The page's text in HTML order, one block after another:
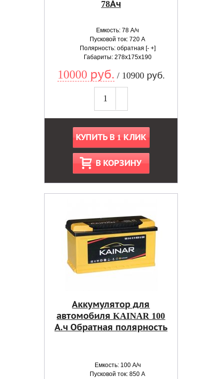
78Ач
Емкость: 78 А/ч
Пусковой ток: 720 А
Полярность: обратная [- +]
Габариты: 278x175x190
10000 руб. / 10900 руб.
КУПИТЬ В 1 КЛИК
В КОРЗИНУ
Аккумулятор для
автомобиля KAINAR 100
А.ч Обратная полярность
Емкость: 100 А/ч
Пусковой ток: 850 А